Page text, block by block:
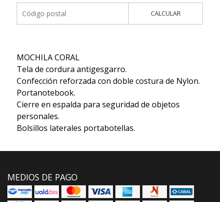
CALCULAR
MOCHILA CORAL
Tela de cordura antigesgarro.
Confección reforzada con doble costura de Nylon.
Portanotebook.
Cierre en espalda para seguridad de objetos
personales.
Bolsillos laterales portabotellas.
MEDIOS DE PAGO